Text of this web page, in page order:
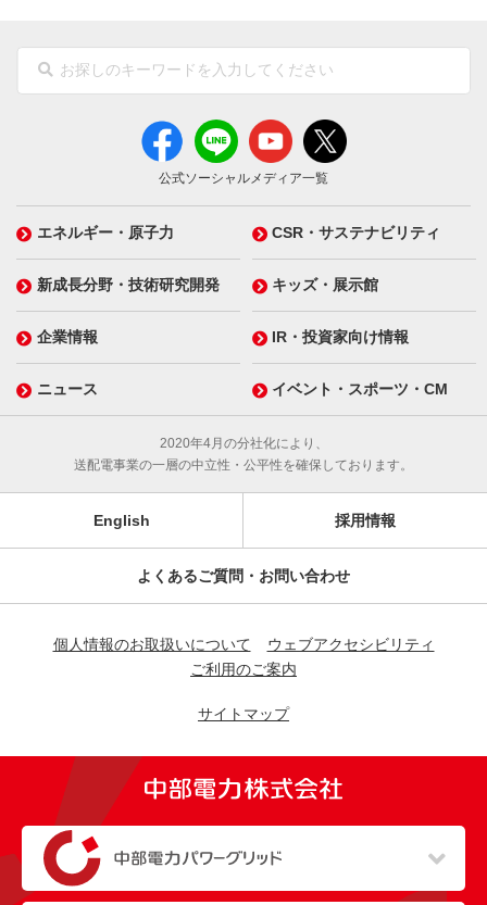
公式ソーシャルメディア一覧
エネルギー・原子力 CSR・サステナビリティ
新成長分野・技術研究開発 キッズ・展示館
企業情報 IR・投資家向け情報
ニュース イベント・スポーツ・CM
2020年4月の分社化により、
送配電事業の一層の中立性・公平性を確保しております。
English 採用情報
よくあるご質問・お問い合わせ
個人情報のお取扱いについて
ウェブアクセシビリティ
ご利用のご案内
サイトマップ
（新しいウィンドウを開きます）